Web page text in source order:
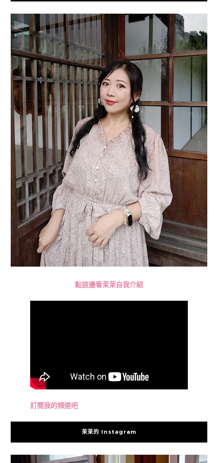
點這邊看茉茉自我介紹
訂閱我的頻道吧
茉茉的 Instagram